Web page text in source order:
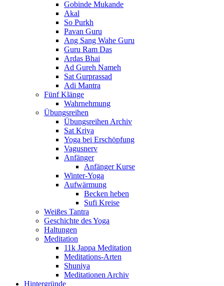
Gobinde Mukande
Akal
So Purkh
Pavan Guru
Ang Sang Wahe Guru
Guru Ram Das
Ardas Bhai
Ad Gureh Nameh
Sat Gurprassad
Adi Mantra
Fünf Klänge
Wahrnehmung
Übungsreihen
Übungsreihen Archiv
Sat Kriya
Yoga bei Erschöpfung
Vagusnerv
Anfänger
Anfänger Kurse
Winter-Yoga
Aufwärmung
Becken heben
Sufi Kreise
Weißes Tantra
Geschichte des Yoga
Haltungen
Meditation
11k Jappa Meditation
Meditations-Arten
Shuniya
Meditationen Archiv
Hintergründe